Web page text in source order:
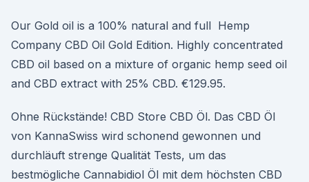
Our Gold oil is a 100% natural and full Hemp
Company CBD Oil Gold Edition. Highly concentrated
CBD oil based on a mixture of organic hemp seed oil
and CBD extract with 25% CBD. €129.95.
Ohne Rückstände! CBD Store CBD Öl. Das CBD Öl
von KannaSwiss wird schonend gewonnen und
durchläuft strenge Qualität Tests, um das
bestmögliche Cannabidiol Öl mit dem höchsten CBD